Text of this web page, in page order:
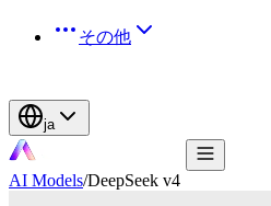
その他
ja
AI Models/DeepSeek v4